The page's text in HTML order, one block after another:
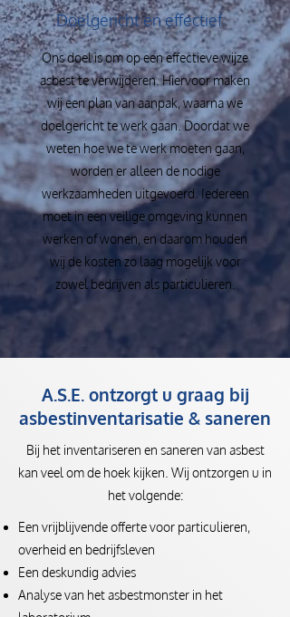
Doelgericht en effectief
Ons doel is om op een effectieve wijze
asbest te verwijderen. Hiervoor maken
wij een plan van aanpak, waarna we
doelgericht te werk gaan. Doordat we
weten hoe we te werk moeten gaan,
worden er alleen de nodige
werkzaamheden uitgevoerd. Iedereen
moet in een veilige omgeving kunnen
werken of wonen, en daarom houden
wij de kosten zo laag mogelijk voor
zowel bedrijven als particulieren.
A.S.E. ontzorgt u graag bij
asbestinventarisatie & saneren
Bij het inventariseren en saneren van asbest
kan veel om de hoek kijken. Wij ontzorgen u in
het volgende:
Een vrijblijvende offerte voor particulieren,
overheid en bedrijfsleven
Een deskundig advies
Analyse van het asbestmonster in het